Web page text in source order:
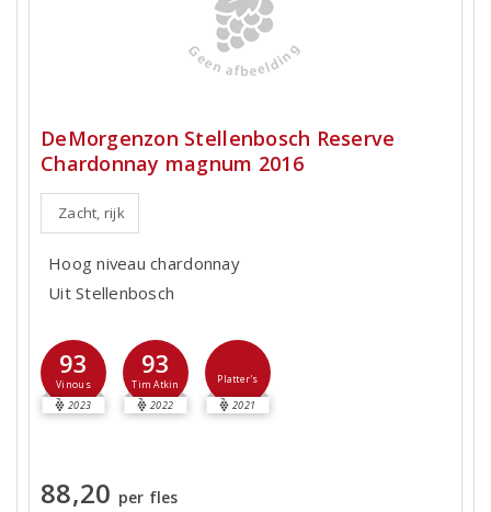
DeMorgenzon Stellenbosch Reserve
Chardonnay magnum 2016
Zacht, rijk
Hoog niveau chardonnay
Uit Stellenbosch
93
Vinous
2023
93
Tim Atkin
2022
Platter's
2021
88,20 per fles